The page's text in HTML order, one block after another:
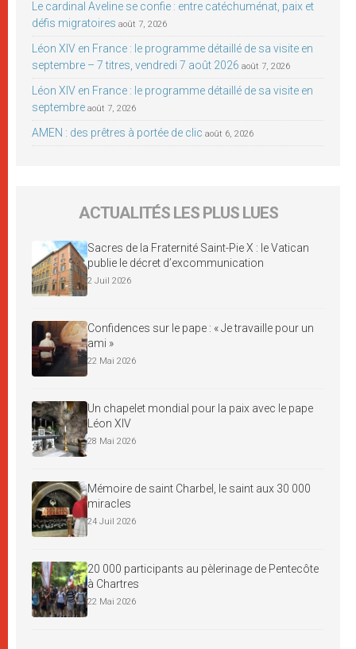
Le cardinal Aveline se confie : entre catéchuménat, paix et
défis migratoires août 7, 2026
Léon XIV en France : le programme détaillé de sa visite en
septembre – 7 titres, vendredi 7 août 2026 août 7, 2026
Léon XIV en France : le programme détaillé de sa visite en
septembre août 7, 2026
AMEN : des prêtres à portée de clic août 6, 2026
ACTUALITÉS LES PLUS LUES
Sacres de la Fraternité Saint-Pie X : le Vatican
publie le décret d’excommunication
2 Juil 2026
Confidences sur le pape : « Je travaille pour un
ami »
22 Mai 2026
Un chapelet mondial pour la paix avec le pape
Léon XIV
28 Mai 2026
Mémoire de saint Charbel, le saint aux 30 000
miracles
24 Juil 2026
20 000 participants au pèlerinage de Pentecôte
à Chartres
22 Mai 2026